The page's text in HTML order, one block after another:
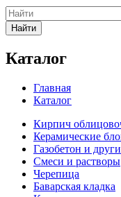
Найти
Каталог
Главная
Каталог
Кирпич
Керамические
Газобетон и
Смеси и растворы
Черепица
Баварская кладка